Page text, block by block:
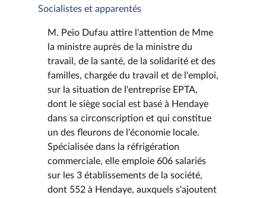
Socialistes et apparentés
M. Peio Dufau attire l'attention de Mme
la ministre auprès de la ministre du
travail, de la santé, de la solidarité et des
familles, chargée du travail et de l'emploi,
sur la situation de l'entreprise EPTA,
dont le siège social est basé à Hendaye
dans sa circonscription et qui constitue
un des fleurons de l'économie locale.
Spécialisée dans la réfrigération
commerciale, elle emploie 606 salariés
sur les 3 établissements de la société,
dont 552 à Hendaye, auxquels s'ajoutent